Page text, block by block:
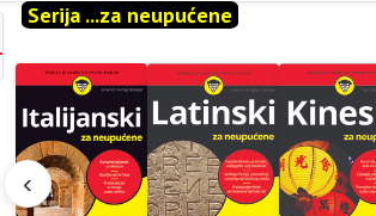
Serija ...za neupućene
‹